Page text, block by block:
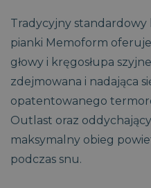
Tradycyjny standardowy
pianki Memoform
głowy i kręgosłupa
zdejmowana i nadająca
opatentowanego
Outlast oraz
maksymalny obieg
podczas snu.